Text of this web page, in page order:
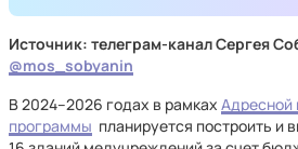
Источник: телеграм-канал Сергея
@mos_sobyanin
В 2024–2026 годах в рамках Адресной
программы планируется построить и